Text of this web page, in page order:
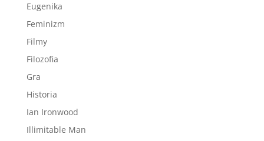
Eugenika
Feminizm
Filmy
Filozofia
Gra
Historia
Ian Ironwood
Illimitable Man